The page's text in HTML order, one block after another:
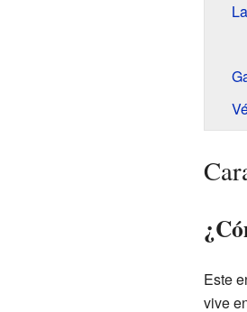
Este
vive